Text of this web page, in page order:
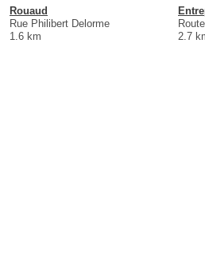
Rouaud
Rue Philibert Delorme
1.6 km
2.7